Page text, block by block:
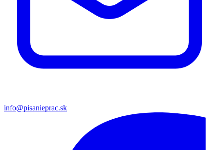
info@pisanieprac.sk